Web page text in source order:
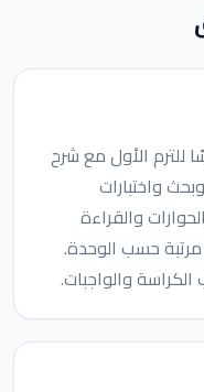
- 6 وحدات و30 درسًا للترم الأول مع شرح
واختبارات
والقراءة
مرتبة حسب الوحدة.
والواجبات.